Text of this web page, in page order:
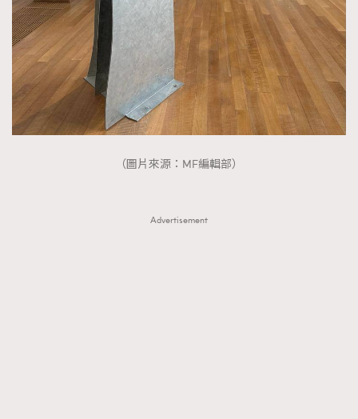
（圖片來源：MF編輯部）
Advertisement